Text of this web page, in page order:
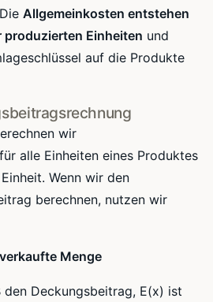
Allgemeinkosten entstehen
produzierten Einheiten und
auf die Produkte
wir
alle Einheiten eines Produktes
Wenn wir den
berechnen, nutzen wir
Menge
Deckungsbeitrag, E(x) ist